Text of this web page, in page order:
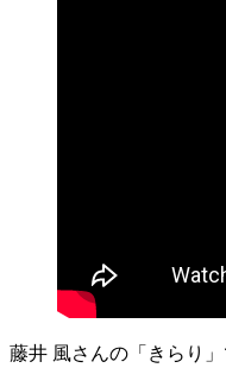
藤井 風さんの「きらり